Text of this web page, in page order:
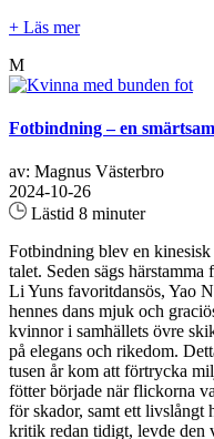
+ Läs mer
M
Fotbindning – en
av: Magnus Västerbro
2024-10-26
Lästid 8 minuter
Fotbindning blev en
talet. Seden sägs
Li Yuns favoritdansös, Yao
hennes dans mjuk och
kvinnor i samhällets övre
på elegans och rikedom.
tusen år kom att förtrycka
fötter började när flickorna
för skador, samt ett livslångt
kritik redan tidigt, levde den